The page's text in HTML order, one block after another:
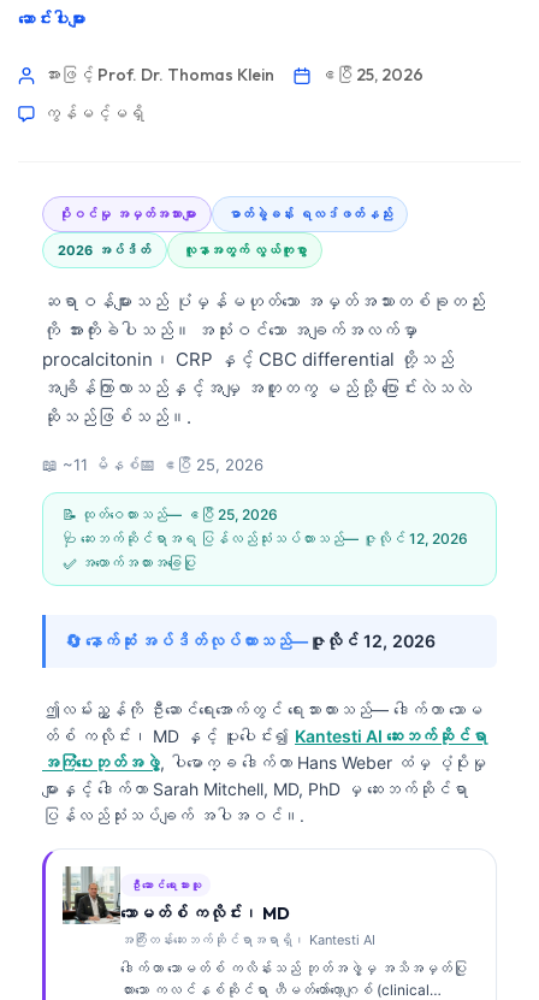
ဆောင်းပါးများ
အားဖြင့် Prof. Dr. Thomas Klein
ဧပြီ 25, 2026
ကွန်မင့်မရှိ
ပိုးဝင်မှု အမှတ်အသားများ ဓာတ်ခွဲခန်း ရလဒ်ဖတ်နည်း
2026 အပ်ဒိတ် လူနာအတွက် လွယ်ကူစွာ
ဆရာဝန်များသည် ပုံမှန်မဟုတ်သော အမှတ်အသားတစ်ခုတည်း
ကို အားကိုးခဲပါသည်။ အသုံးဝင်သော အချက်အလက်မှာ
procalcitonin၊ CRP နှင့် CBC differential တို့သည်
အချိန်ကြာလာသည်နှင့်အမျှ အတူတကွ မည်သို့ ပြောင်းလဲသလဲ
ဆိုသည်ဖြစ်သည်။.
📖 ~11 မိနစ်📅 ဧပြီ 25, 2026
📝 ထုတ်ဝေထားသည်— ဧပြီ 25, 2026
🩺 ဆေးဘက်ဆိုင်ရာအရ ပြန်လည်သုံးသပ်ထားသည်— ဇူလိုင် 12, 2026
✅ အထောက်အထားအခြေပြု
🔄 နောက်ဆုံး အပ်ဒိတ်လုပ်ထားသည်— ဇူလိုင် 12, 2026
ဤလမ်းညွှန်ကို ဦးဆောင်ရေးအောက်တွင် ရေးသားထားသည်— ဒေါက်တာ သောမ
တ်စ် ကလိုင်း၊ MD နှင့် ပူးပေါင်း၍ Kantesti AI ဆေးဘက်ဆိုင်ရာ
အကြံပေးဘုတ်အဖွဲ့, ပါမောက္ခ ဒေါက်တာ Hans Weber ထံမှ ပံ့ပိုးမှု
များနှင့် ဒေါက်တာ Sarah Mitchell, MD, PhD မှ ဆေးဘက်ဆိုင်ရာ
ပြန်လည်သုံးသပ်ချက် အပါအဝင်။.
ဦးဆောင်ရေးသားသူ
သောမတ်စ် ကလိုင်း၊ MD
အကြီးတန်းဆေးဘက်ဆိုင်ရာအရာရှိ၊ Kantesti AI
ဒေါက်တာ သောမတ်စ် ကလိန်းသည် ဘုတ်အဖွဲ့မှ အသိအမှတ်ပြု
ထားသော ကလင်နစ်ဆိုင်ရာ ဟီမတ်တော်လော့ဂျစ် (clinical